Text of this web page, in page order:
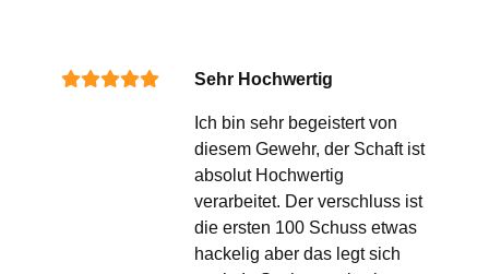
Sehr Hochwertig
Ich bin sehr begeistert von
diesem Gewehr, der Schaft ist
absolut Hochwertig
verarbeitet. Der verschluss ist
die ersten 100 Schuss etwas
hackelig aber das legt sich